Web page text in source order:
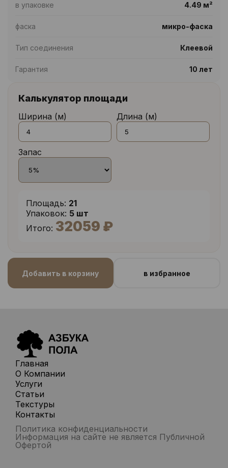
в упаковке 4.49 м²
фаска микро-фаска
Тип соединения Клеевой
Гарантия 10 лет
Калькулятор площади
Ширина (м) Длина (м)
Запас
Площадь: 21
Упаковок: 5 шт
Итого: 32059 ₽
Добавить в корзину в избранное
Главная
О Компании
Услуги
Статьи
Текстуры
Контакты
Политика конфиденциальности
Информация на сайте не является Публичной
Офертой